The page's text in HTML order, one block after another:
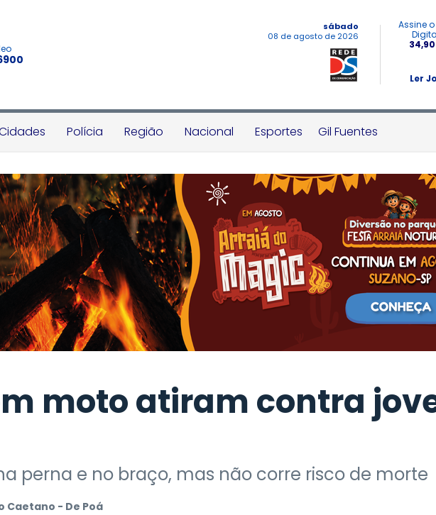
sábado
08 de agosto de 2026
Assine
34,90
Ler
Polícia Região Nacional Esportes Gil Fuentes
moto atiram contra
perna e no braço, mas não corre risco de morte
Caetano - De Poá